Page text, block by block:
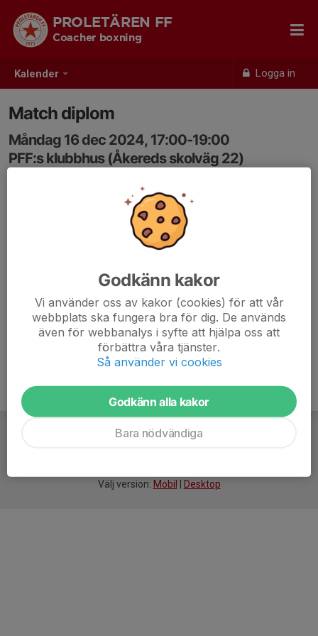
Kalender Logga in
PROLETÄREN FF
Coacher boxning
Match diplom
Måndag 16 dec 2024, 17:00-19:00
PFF:s klubbhus (Åkereds skolväg 22)
Välj version: Mobil Desktop
Godkänn kakor
Vi använder oss av kakor (cookies) för att vår
webbplats ska fungera bra för dig. De används
även för webbanalys i syfte att hjälpa oss att
förbättra våra tjänster.
Så använder vi cookies
Godkänn alla kakor
Bara nödvändiga